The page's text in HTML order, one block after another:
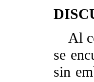
Al
se
sin